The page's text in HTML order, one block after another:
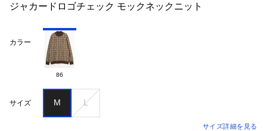
ジャカードロゴチェック モックネックニット
カラー
86
サイズ M L
サイズ詳細を見る